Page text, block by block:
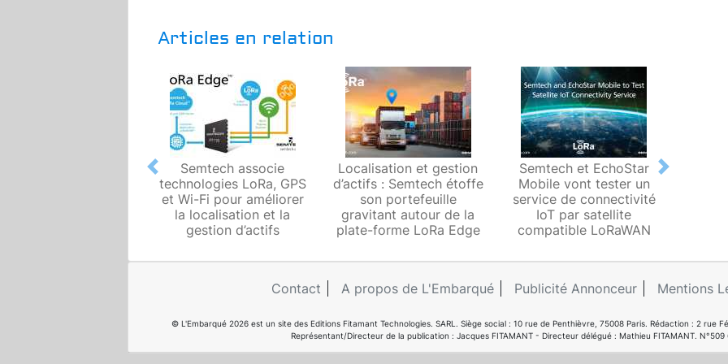
Articles en relation
Semtech associe
technologies LoRa, GPS
et Wi-Fi pour améliorer
la localisation et la
gestion d’actifs
Localisation et gestion
d’actifs : Semtech étoffe
son portefeuille
gravitant autour de la
plate-forme LoRa Edge
Semtech et EchoStar
Mobile vont tester un
service de connectivité
IoT par satellite
compatible LoRaWAN
Previous Next
Contact A propos de L'Embarqué Publicité Annonceur Mentions
© L'Embarqué 2026 est un site des Editions Fitamant Technologies. SARL. Siège social : 10 rue de Penthièvre, 75008 Paris. Rédaction : 2 rue
Représentant/Directeur de la publication : Jacques FITAMANT - Directeur délégué : Mathieu FITAMANT. N°509